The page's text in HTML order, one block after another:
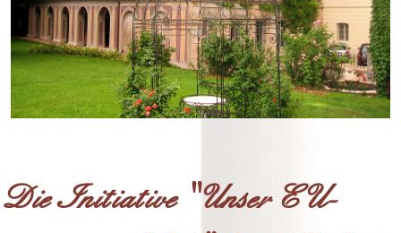
Die Initiative "Unser EU-